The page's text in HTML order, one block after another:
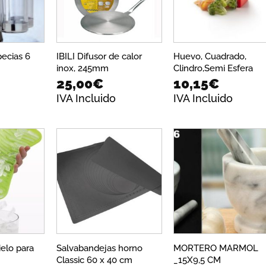
6
IBILI Difusor de calor
inox, 245mm
25,00€
IVA Incluido
Huevo, Cuadrado,
Clindro,Semi Esfera
10,15€
IVA Incluido
Añadir
a la
lista de
para
Añadir
deseos
Salvabandejas horno
Classic 60 x 40 cm
a la
lista
MORTERO MARMOL
_15X9,5 CM